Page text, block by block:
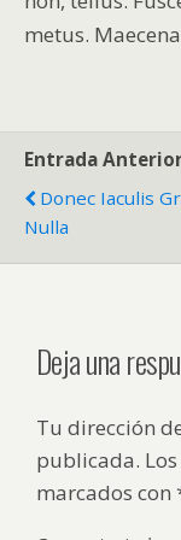
metus.
Entrada
Donec Iaculis
Nulla
Deja una
Tu dirección
publicada.
marcados con